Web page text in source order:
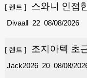
[ 렌트 ] 스와니 인접
22
Divaall 08/08/2026
[ 렌트 ] 조지아텍 초
20
Jack2026 08/08/